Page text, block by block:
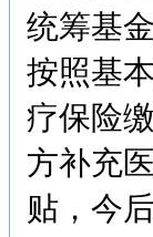
统筹基
按照基
疗保险
方补充
贴，今